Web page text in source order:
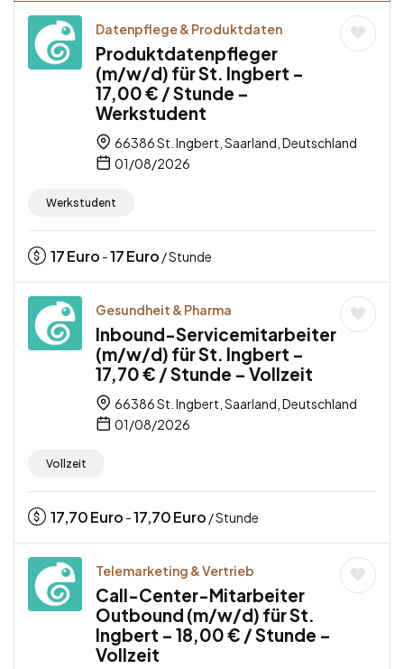
Datenpflege & Produktdaten
Produktdatenpfleger
(m/w/d) für St. Ingbert –
17,00 € / Stunde –
Werkstudent
66386 St. Ingbert, Saarland, Deutschland
01/08/2026
Werkstudent
17Euro -17Euro / Stunde
Gesundheit & Pharma
Inbound-Servicemitarbeiter
(m/w/d) für St. Ingbert –
17,70 € / Stunde – Vollzeit
66386 St. Ingbert, Saarland, Deutschland
01/08/2026
Vollzeit
17,70Euro -17,70Euro / Stunde
Telemarketing & Vertrieb
Call-Center-Mitarbeiter
Outbound (m/w/d) für St.
Ingbert – 18,00 € / Stunde –
Vollzeit